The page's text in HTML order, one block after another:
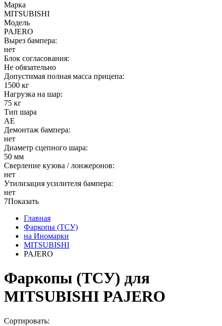
Марка
MITSUBISHI
Модель
PAJERO
Вырез бампера:
нет
Блок согласования:
Не обязательно
Допустимая полная масса прицепа:
1500 кг
Нагрузка на шар:
75 кг
Тип шара
AE
Демонтаж бампера:
нет
Диаметр сцепного шара:
50 мм
Сверление кузова / лонжеронов:
нет
Утилизация усилителя бампера:
нет
7Показать
Главная
Фаркопы (ТСУ)
на Иномарки
MITSUBISHI
PAJERO
Фаркопы (ТСУ) для
MITSUBISHI PAJERO
Сортировать: